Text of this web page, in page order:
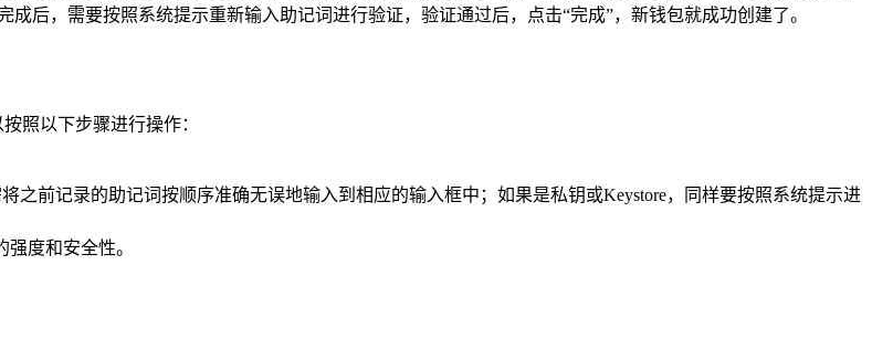
后，需要按照系统提示重新输入助记词进行验证，验证通过后，点击“完成”，新钱包就成功创建了。
照以下步骤进行操作：
之前记录的助记词按顺序准确无误地输入到相应的输入框中；如果是私钥或Keystore，同样要按照系统提示进
度和安全性。